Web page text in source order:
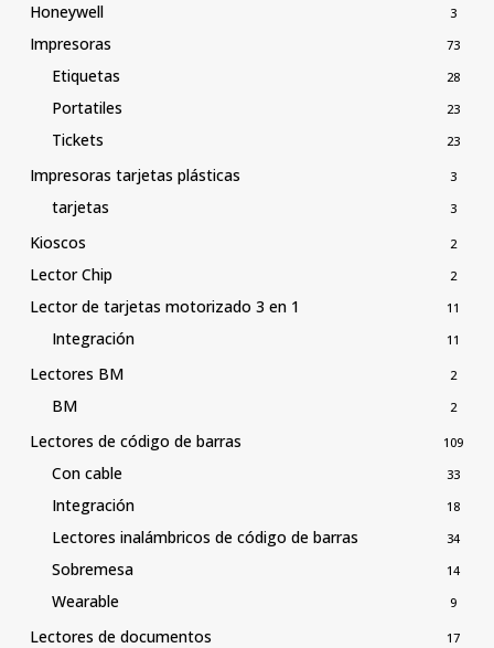
Honeywell 3
Impresoras 73
Etiquetas 28
Portatiles 23
Tickets 23
Impresoras tarjetas plásticas 3
tarjetas 3
Kioscos 2
Lector Chip 2
Lector de tarjetas motorizado 3 en 1 11
Integración 11
Lectores BM 2
BM 2
Lectores de código de barras 109
Con cable 33
Integración 18
Lectores inalámbricos de código de barras 34
Sobremesa 14
Wearable 9
Lectores de documentos 17